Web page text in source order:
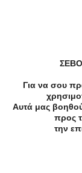
Για να σου
Αυτά μας
προς
την